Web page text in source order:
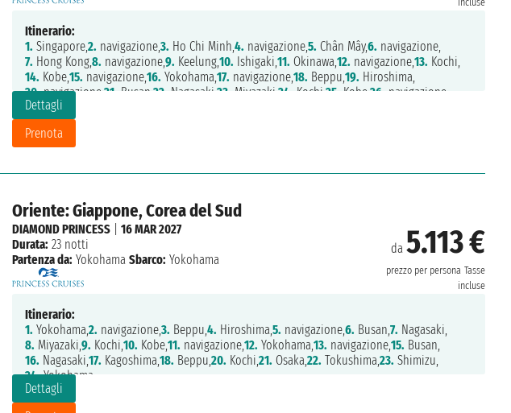
Dettagli
Prenota
Itinerario:
1. Singapore,2. navigazione,3. Ho Chi Minh,4. navigazione,5. Chân Mây,6. navigazione,
7. Hong Kong,8. navigazione,9. Keelung,10. Ishigaki,11. Okinawa,12. navigazione,13. Kochi,
14. Kobe,15. navigazione,16. Yokohama,17. navigazione,18. Beppu,19. Hiroshima,
20.navigazione, 21. Busan, 22. Nagasaki, 23. Miyazaki, 24. Kochi, 25. Kobe, 26. navigazione,
27.Yokohama
Oriente: Giappone, Corea del Sud
da 5.113 €
prezzo per persona Tasse
incluse
Dettagli
DIAMOND PRINCESS| 16 MAR 2027
Durata: 23 notti
Partenza da: Yokohama Sbarco: Yokohama
Itinerario:
1. Yokohama,2. navigazione,3. Beppu,4. Hiroshima,5. navigazione,6. Busan,7. Nagasaki,
8. Miyazaki,9. Kochi,10. Kobe,11. navigazione,12. Yokohama,13. navigazione,15. Busan,
16. Nagasaki,17. Kagoshima,18. Beppu,20. Kochi,21. Osaka,22. Tokushima,23. Shimizu,
24.Yokohama